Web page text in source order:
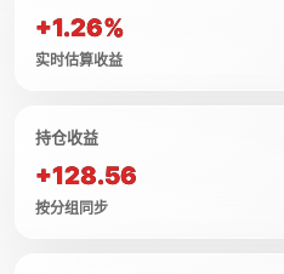
+1.26%
实时估算收益
持仓收益
+128.56
按分组同步